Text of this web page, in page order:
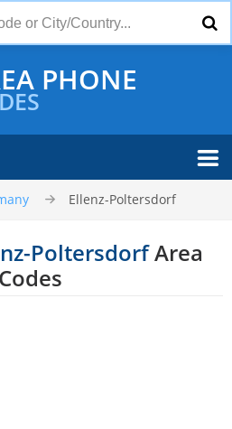
PHONE
Ellenz-Poltersdorf
PoltersdorfArea
Codes